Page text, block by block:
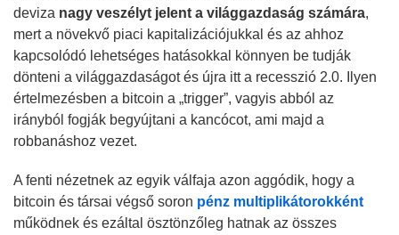
deviza nagy veszélyt jelent a világgazdaság számára,
mert a növekvő piaci kapitalizációjukkal és az ahhoz
kapcsolódó lehetséges hatásokkal könnyen be tudják
dönteni a világgazdaságot és újra itt a recesszió 2.0. Ilyen
értelmezésben a bitcoin a „trigger”, vagyis abból az
irányból fogják begyújtani a kancócot, ami majd a
robbanáshoz vezet.
A fenti nézetnek az egyik válfaja azon aggódik, hogy a
bitcoin és társai végső soron pénz multiplikátorokként
működnek és ezáltal ösztönzőleg hatnak az összes